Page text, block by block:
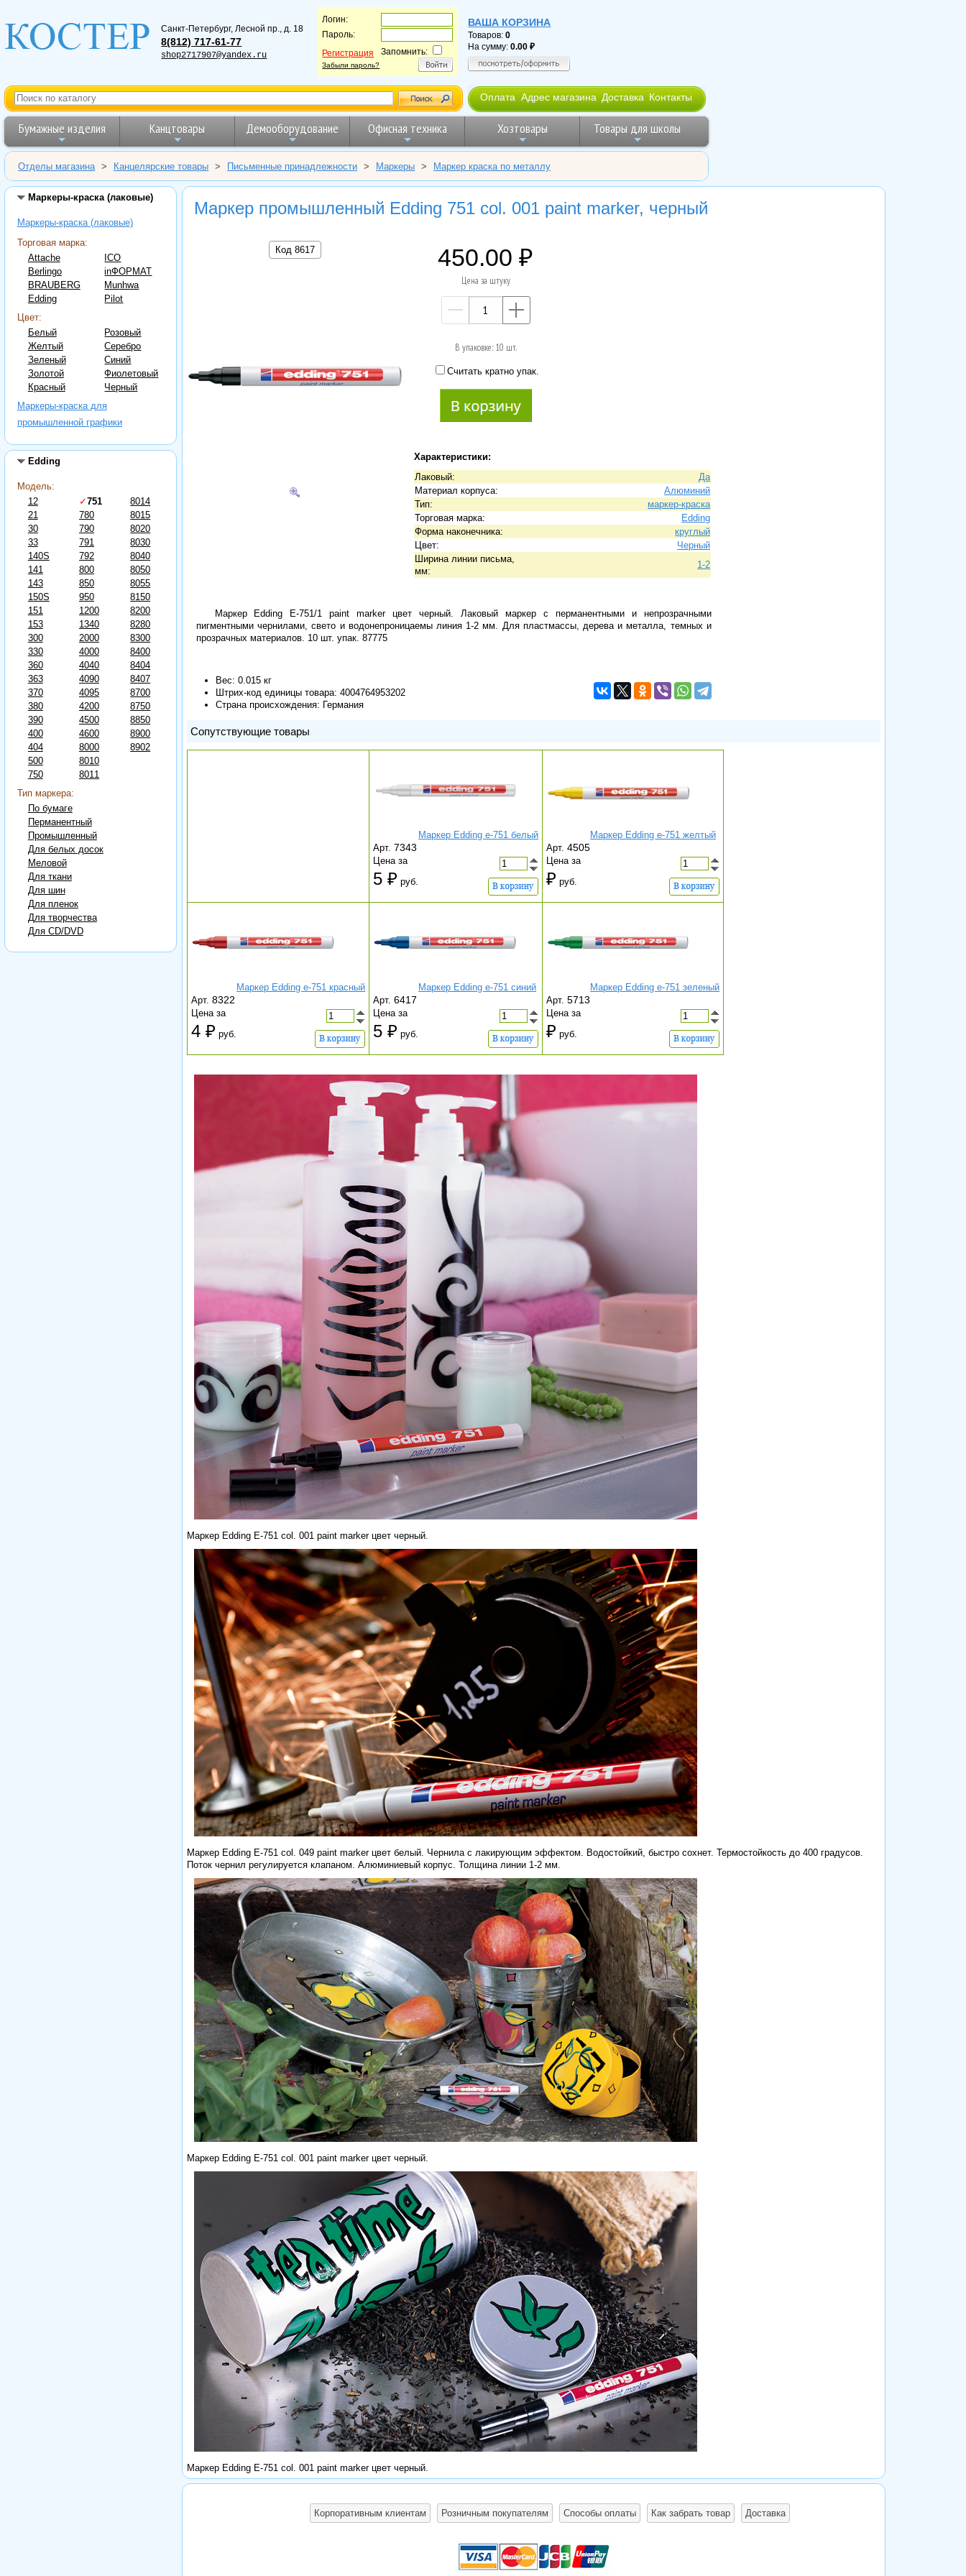
Санкт-Петербург, Лесной пр., д. 18
8(812) 717-61-77
shop2717907@yandex.ru
Логин:
Пароль:
Регистрация
Забыли пароль?
Запомнить:
ВАША КОРЗИНА
Товаров:0
На сумму:0.00
Оплата Адрес магазина Доставка Контакты
Бумажные изделия Канцтовары Демооборудование Офисная техника Хозтовары Товары для школы
Отделы магазина > Канцелярские товары > Письменные принадлежности > Маркеры > Маркер краска по металлу
Маркеры-краска (лаковые)
Маркеры-краска (лаковые)
Торговая марка:
Attache
Berlingo
BRAUBERG
Edding
ICO
inФОРМАТ
Munhwa
Pilot
Цвет:
Белый
Желтый
Зеленый
Золотой
Красный
Розовый
Серебро
Синий
Фиолетовый
Черный
Маркеры-краска для
промышленной графики
Edding
Модель:
12
21
30
33
140S
141
143
150S
151
153
300
330
360
363
370
380
390
400
404
500
750
✓751
780
790
791
792
800
850
950
1200
1340
2000
4000
4040
4090
4095
4200
4500
4600
8000
8010
8011
8014
8015
8020
8030
8040
8050
8055
8150
8200
8280
8300
8400
8404
8407
8700
8750
8850
8900
8902
Тип маркера:
По бумаге
Перманентный
Промышленный
Для белых досок
Меловой
Для ткани
Для шин
Для пленок
Для творчества
Для CD/DVD
Маркер промышленный Edding 751 col. 001 paint marker, черный
Код 8617 450.00
Цена за штуку
—
В упаковке: 10 шт.
Считать кратно упак.
Характеристики:
Лаковый:
Да
Материал корпуса:
Алюминий
Тип:
маркер-краска
Торговая марка:
Edding
Форма наконечника:
круглый
Цвет:
Черный
Ширина линии письма,
мм:
1-2
Маркер Edding E-751/1 paint marker цвет черный. Лаковый маркер с перманентными и непрозрачными
пигментными чернилами, свето и водонепроницаемы линия 1-2 мм. Для пластмассы, дерева и металла, темных и
прозрачных материалов. 10 шт. упак. 87775
Вес: 0.015 кг
Штрих-код единицы товара:4004764953202
Страна происхождения: Германия
Сопутствующие товары
Маркер Edding e-751 белый
Арт.7343
Цена за
5 руб.
Маркер Edding e-751 желтый
Арт.4505
Цена за
руб.
Маркер Edding e-751 красный
Арт.8322
Цена за
4 руб.
Маркер Edding e-751 синий
Арт.6417
Цена за
5 руб.
Маркер Edding e-751 зеленый
Арт.5713
Цена за
руб.
Маркер Edding E-751 col. 001 paint marker цвет черный.
Маркер Edding E-751 col. 049 paint marker цвет белый. Чернила с лакирующим эффектом. Водостойкий, быстро сохнет. Термостойкость до 400 градусов.
Поток чернил регулируется клапаном. Алюминиевый корпус. Толщина линии 1-2 мм.
Маркер Edding E-751 col. 001 paint marker цвет черный.
Маркер Edding E-751 col. 001 paint marker цвет черный.
Корпоративным клиентам Розничным покупателям Способы оплаты Как забрать товар Доставка